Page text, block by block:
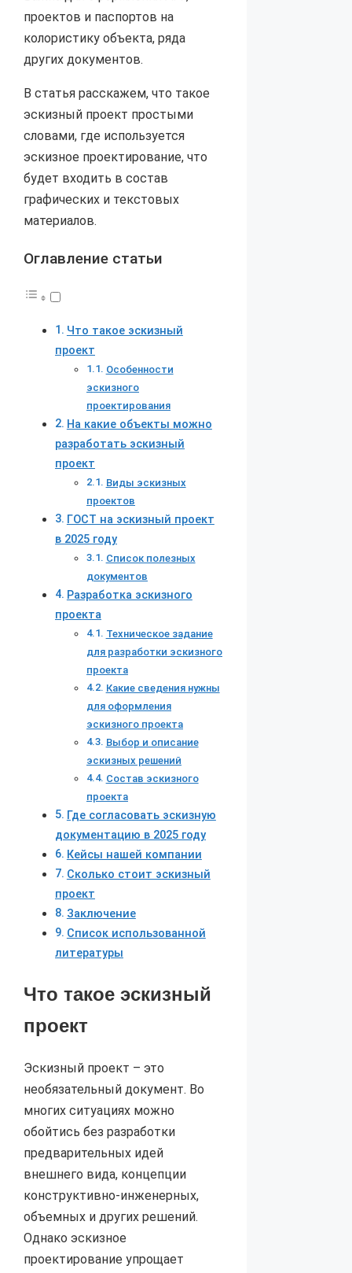
проектов и паспортов на
колористику объекта, ряда
других документов.
В статья расскажем, что такое
эскизный проект простыми
словами, где используется
эскизное проектирование, что
будет входить в состав
графических и текстовых
материалов.
Оглавление статьи
Что такое эскизный
проект
Особенности
эскизного
проектирования
На какие объекты можно
разработать эскизный
проект
Виды эскизных
проектов
ГОСТ на эскизный проект
в 2025 году
Список полезных
документов
Разработка эскизного
проекта
Техническое задание
для разработки эскизного
проекта
Какие сведения нужны
для оформления
эскизного проекта
Выбор и описание
эскизных решений
Состав эскизного
проекта
Где согласовать эскизную
документацию в 2025 году
Кейсы нашей компании
Сколько стоит эскизный
проект
Заключение
Список использованной
литературы
Что такое эскизный
проект
Эскизный проект – это
необязательный документ. Во
многих ситуациях можно
обойтись без разработки
предварительных идей
внешнего вида, концепции
конструктивно-инженерных,
объемных и других решений.
Однако эскизное
проектирование упрощает